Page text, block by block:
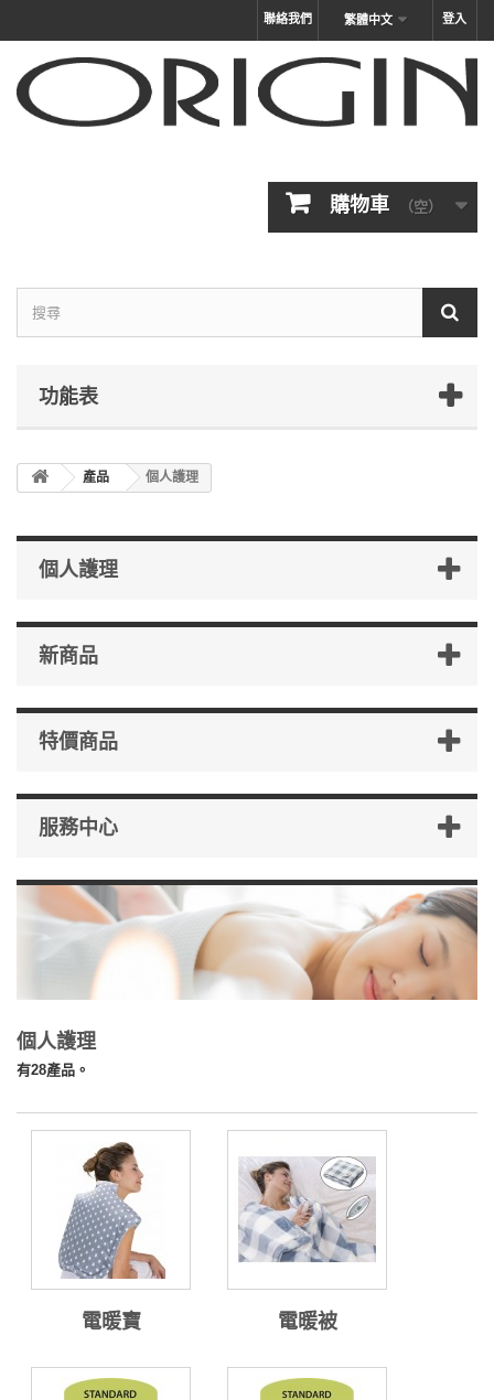
登入
繁體中文
聯絡我們
購物車 （空）
功能表
產品 個人護理
個人護理
新商品
特價商品
服務中心
個人護理
有28產品。
電暖寶 電暖被